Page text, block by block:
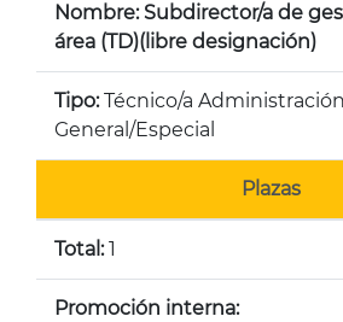
Nombre: Subdirector/a de
área (TD)(libre designación)
Tipo:Técnico/a Administración
General/Especial
Plazas
Total:1
Promoción interna: